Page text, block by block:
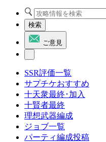
検索
ご意見
SSR評価一覧
サプチケおすすめ
十天衆最終･加入
十賢者最終
理想武器編成
ジョブ一覧
パーティ編成投稿